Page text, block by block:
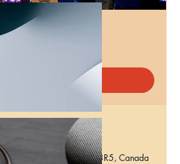
La Chapelle
Acheter des billets
Québec, QC G1M 3R5, Canada